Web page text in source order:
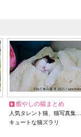
癒やしの猫まとめ
人気タレント猫、猫写真集…
キュートな猫ズラリ